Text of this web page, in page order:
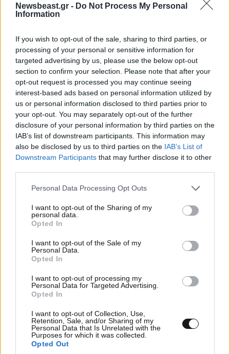
Newsbeast.gr - Do Not Process My Personal
Information
If you wish to opt-out of the sale, sharing to third parties, or
processing of your personal or sensitive information for
targeted advertising by us, please use the below opt-out
section to confirm your selection. Please note that after your
opt-out request is processed you may continue seeing
interest-based ads based on personal information utilized by
us or personal information disclosed to third parties prior to
your opt-out. You may separately opt-out of the further
disclosure of your personal information by third parties on the
IAB’s list of downstream participants. This information may
also be disclosed by us to third parties on the IAB’s List of
Downstream Participants that may further disclose it to other
Please note that this website/app uses one or more Google
not limited to your visit or usage behaviour. You may click to
grant or deny consent to Google and its third-party tags to
use your data for below specified purposes in below Google
consent section.
Personal Data Processing Opt Outs
I want to opt-out of the Sharing of my
personal data.
Opted In
I want to opt-out of the Sale of my
Personal Data.
Opted In
I want to opt-out of processing my
Personal Data for Targeted Advertising.
Opted In
I want to opt-out of Collection, Use,
Retention, Sale, and/or Sharing of my
Personal Data that Is Unrelated with the
Purposes for which it was collected.
Opted Out
Αριάνα Γκράντε: Γιατί αποφάσισε να
απομακρυνθεί από τα φώτα της δημοσιότητας –
Οι άνθρωποι που τη στηρίζουν
Ριάνα: Η απολαυστική παρεξήγηση με Γάλλο
– Δείτε το βίντεο